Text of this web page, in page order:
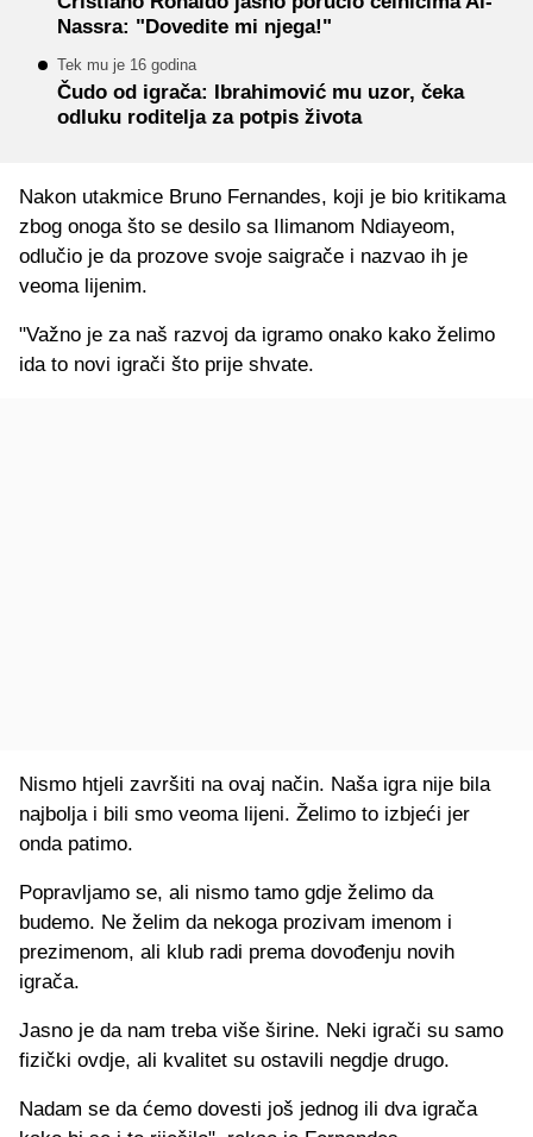
Nassra: "Dovedite mi njega!"
Tek mu je 16 godina
Čudo od igrača: Ibrahimović mu uzor, čeka
odluku roditelja za potpis života
Nakon utakmice Bruno Fernandes, koji je bio kritikama
zbog onoga što se desilo sa Ilimanom Ndiayeom,
odlučio je da prozove svoje saigrače i nazvao ih je
veoma lijenim.
"Važno je za naš razvoj da igramo onako kako želimo
ida to novi igrači što prije shvate.
Nismo htjeli završiti na ovaj način. Naša igra nije bila
najbolja i bili smo veoma lijeni. Želimo to izbjeći jer
onda patimo.
Popravljamo se, ali nismo tamo gdje želimo da
budemo. Ne želim da nekoga prozivam imenom i
prezimenom, ali klub radi prema dovođenju novih
igrača.
Jasno je da nam treba više širine. Neki igrači su samo
fizički ovdje, ali kvalitet su ostavili negdje drugo.
Nadam se da ćemo dovesti još jednog ili dva igrača